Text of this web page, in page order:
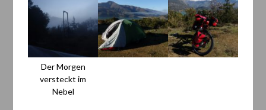
Der Morgen
versteckt im
Nebel